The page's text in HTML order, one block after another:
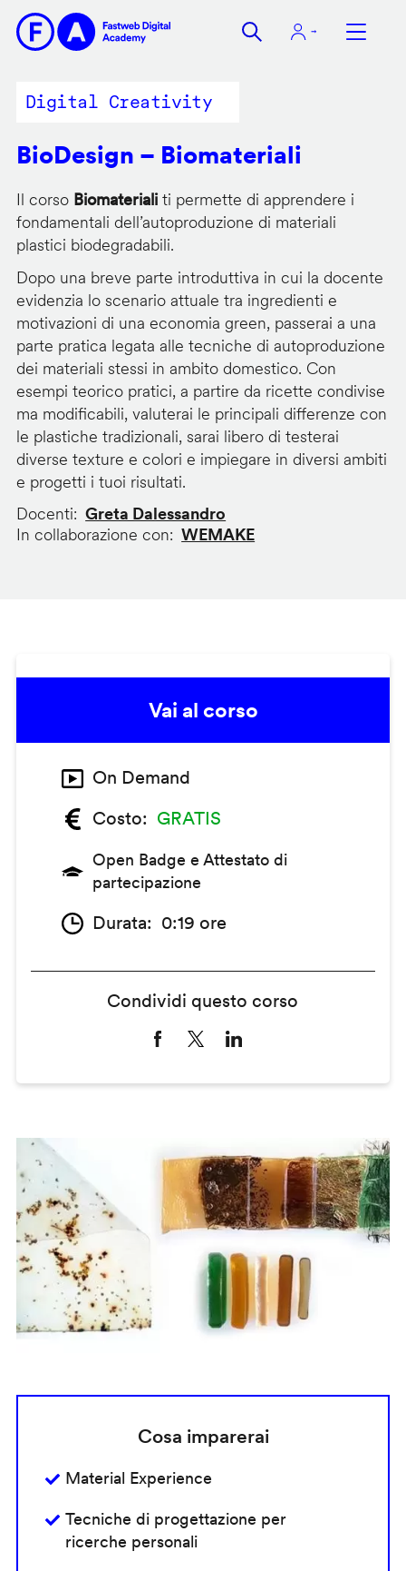
contenuto
Digital Creativity
BioDesign – Biomateriali
Il corso Biomaterialiti permette di apprendere i
fondamentali dell’autoproduzione di materiali
plastici biodegradabili.
Dopo una breve parte introduttiva in cui la docente
evidenzia lo scenario attuale tra ingredienti e
motivazioni di una economia green, passerai a una
parte pratica legata alle tecniche di autoproduzione
dei materiali stessi in ambito domestico. Con
esempi teorico pratici, a partire da ricette condivise
ma modificabili, valuterai le principali differenze con
le plastiche tradizionali, sarai libero di testerai
diverse texture e colori e impiegare in diversi ambiti
e progetti i tuoi risultati.
Docenti
Greta Dalessandro
In collaborazione con
WEMAKE
Vai al corso
On Demand
Costo
GRATIS
Open Badge e Attestato di
partecipazione
Durata 0:19 ore
Condividi questo corso
Cosa imparerai
Material Experience
Tecniche di progettazione per
ricerche personali